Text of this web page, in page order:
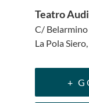
Teatro
C/ Belarmino
La Pola Siero
+